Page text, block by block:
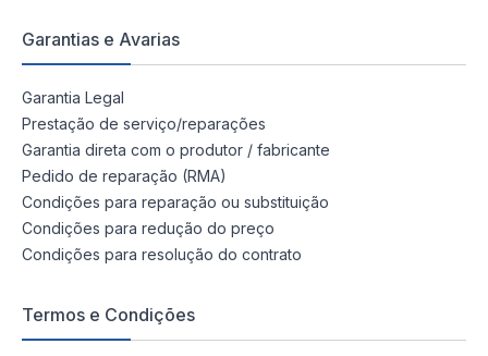
Garantias e Avarias
Garantia Legal
Prestação de serviço/reparações
Garantia direta com o produtor / fabricante
Pedido de reparação (RMA)
Condições para reparação ou substituição
Condições para redução do preço
Condições para resolução do contrato
Termos e Condições